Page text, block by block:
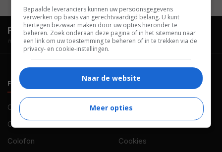
FilmTotaal.Hét online filmoverzicht.
hosted by
FILMTOTAAL
Contact
Over ons
Colofon
Privacy
Cookies
Bepaalde leveranciers kunnen uw persoonsgegevens
verwerken op basis van gerechtvaardigd belang. U kunt
hiertegen bezwaar maken door uw opties hieronder te
beheren. Zoek onderaan deze pagina of in het sitemenu naar
een link om uw toestemming te beheren of in te trekken via de
privacy- en cookie-instellingen.
Naar de website
Meer opties